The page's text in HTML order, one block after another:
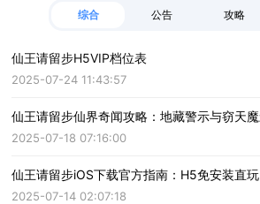
综合 公告 攻略
仙王请留步H5VIP档位表
2025-07-24 11:43:57
仙王请留步仙界奇闻攻略：地藏警示与窃天
2025-07-18 07:16:00
2025-07-14 02:07:18